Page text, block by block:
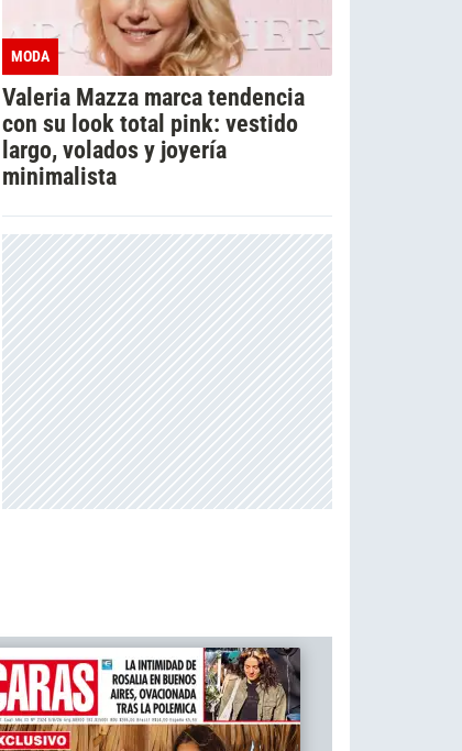
MODA
Valeria Mazza marca tendencia
con su look total pink: vestido
largo, volados y joyería
minimalista